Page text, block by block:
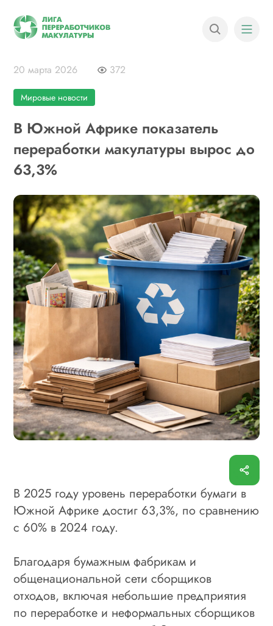
20 марта 2026 372
Мировые новости
В Южной Африке показатель
переработки макулатуры вырос до
63,3%
В 2025 году уровень переработки бумаги в
Южной Африке достиг 63,3%, по сравнению
с 60% в 2024 году.
Благодаря бумажным фабрикам и
общенациональной сети сборщиков
отходов, включая небольшие предприятия
по переработке и неформальных сборщиков